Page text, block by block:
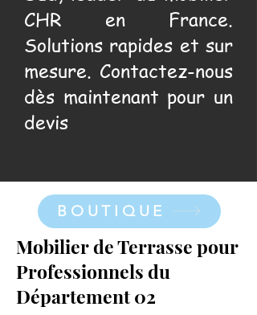
CHR en France.
Solutions rapides et sur
mesure. Contactez-nous
dès maintenant pour un
devis
BOUTIQUE
Mobilier de Terrasse pour
Professionnels du
Département 02